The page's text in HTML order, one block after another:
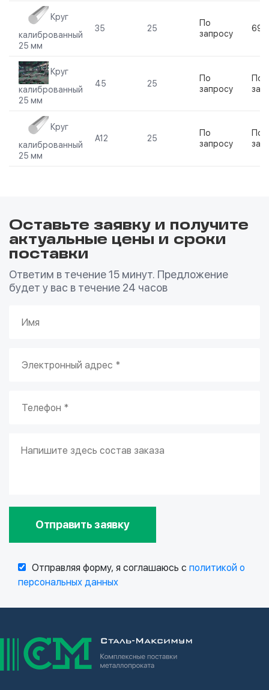
Круг
калиброванный
25 мм
35 25
По
запросу
Круг
калиброванный
25 мм
45 25
По
запросу
По
Круг
калиброванный
25 мм
А12 25
По
запросу
По
Оставьте заявку и получите
актуальные цены и сроки
поставки
Ответим в течение 15 минут. Предложение
будет у вас в течение 24 часов
Отправить заявку
Отправляя форму, я соглашаюсь с политикой о
персональных данных